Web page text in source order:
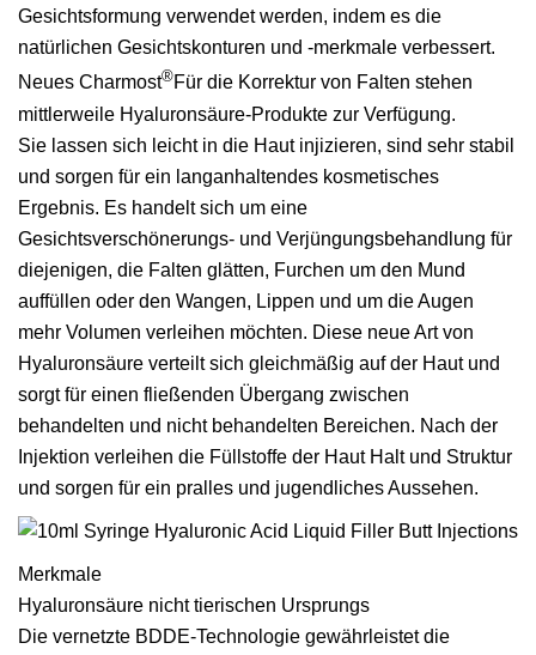
Gesichtsformung verwendet werden, indem es die
natürlichen Gesichtskonturen und -merkmale verbessert.
Neues Charmost®Für die Korrektur von Falten stehen
mittlerweile Hyaluronsäure-Produkte zur Verfügung.
Sie lassen sich leicht in die Haut injizieren, sind sehr stabil
und sorgen für ein langanhaltendes kosmetisches
Ergebnis. Es handelt sich um eine
Gesichtsverschönerungs- und Verjüngungsbehandlung für
diejenigen, die Falten glätten, Furchen um den Mund
auffüllen oder den Wangen, Lippen und um die Augen
mehr Volumen verleihen möchten. Diese neue Art von
Hyaluronsäure verteilt sich gleichmäßig auf der Haut und
sorgt für einen fließenden Übergang zwischen
behandelten und nicht behandelten Bereichen. Nach der
Injektion verleihen die Füllstoffe der Haut Halt und Struktur
und sorgen für ein pralles und jugendliches Aussehen.
Merkmale
Hyaluronsäure nicht tierischen Ursprungs
Die vernetzte BDDE-Technologie gewährleistet die